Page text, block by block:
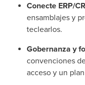
Conecte ERP/
ensamblajes y
teclearlos.
Gobernanza y
convenciones
acceso y un